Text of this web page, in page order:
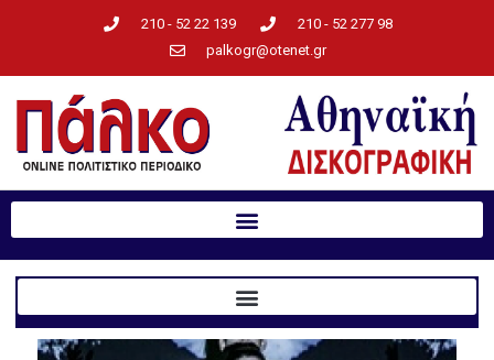
210 - 52 22 139
210 - 52 277 98
palkogr@otenet.gr